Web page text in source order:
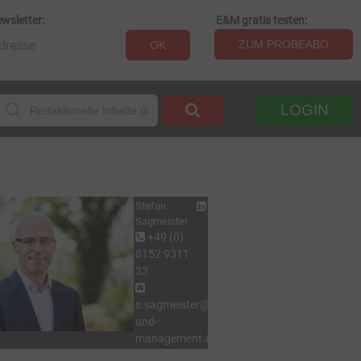
OK
E&M gratis testen:
ZUM PROBEABO
LOGIN
Stefan
Sagmeister
+49 (0)
8152 9311
33
s.sagmeister@energie-
und-
management.de